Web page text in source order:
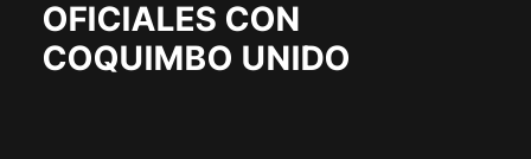
OFICIALES CON
COQUIMBO UNIDO